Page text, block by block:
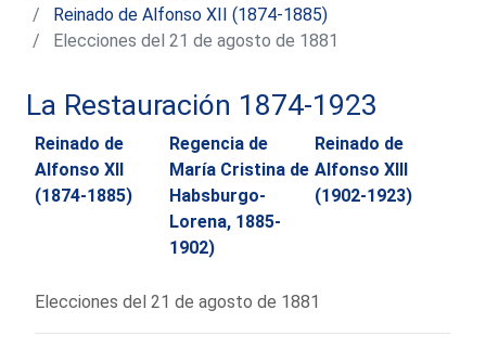
Reinado de Alfonso XII (1874-1885)
Elecciones del 21 de agosto de 1881
La Restauración 1874-1923
Reinado de
Alfonso XII
(1874-1885)
Regencia de
María Cristina de
Habsburgo-
Lorena, 1885-
1902)
Reinado de
Alfonso XIII
(1902-1923)
Elecciones del 21 de agosto de 1881